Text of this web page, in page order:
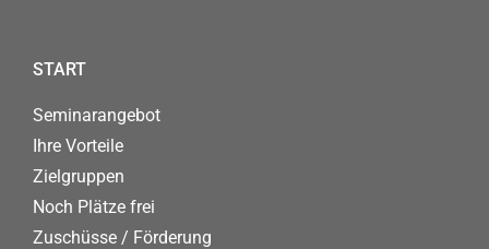
START
Seminarangebot
Ihre Vorteile
Zielgruppen
Noch Plätze frei
Zuschüsse / Förderung